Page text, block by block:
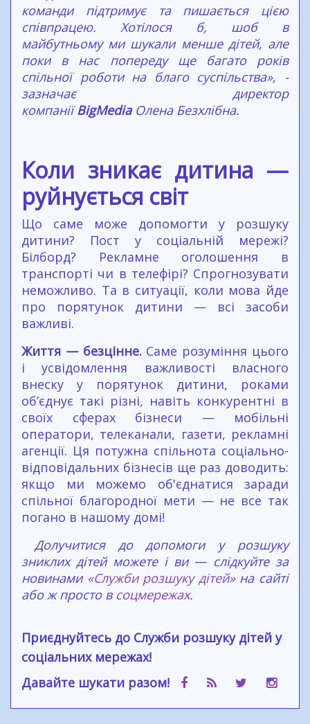
команди підтримує та пишається цією
співпрацею. Хотілося б, шоб в
майбутньому ми шукали менше дітей, але
поки в нас попереду ще багато років
спільної роботи на благо суспільства», -
зазначає директор
компаніїBigMediaОлена Безхлібна.
Коли зникає дитина —
руйнується світ
Що саме може допомогти у розшуку
дитини? Пост у соціальній мережі?
Білборд? Рекламне оголошення в
транспорті чи в телефірі? Спрогнозувати
неможливо. Та в ситуації, коли мова йде
про порятунок дитини — всі засоби
важливі.
Життя — безцінне.Саме розуміння цього
і усвідомлення важливості власного
внеску у порятунок дитини, роками
об’єднує такі різні, навіть конкурентні в
своїх сферах бізнеси — мобільні
оператори, телеканали, газети, рекламні
агенції. Ця потужна спільнота соціально-
відповідальних бізнесів ще раз доводить:
якщо ми можемо об'єднатися заради
спільної благородної мети — не все так
погано в нашому домі!
Долучитися до допомоги у розшуку
зниклих дітей можете і ви — слідкуйте за
новинами «Служби розшуку дітей»на сайті
або ж просто в соцмережах.
Приєднуйтесь до Служби розшуку дітей у
соціальних мережах!
Давайте шукати разом!